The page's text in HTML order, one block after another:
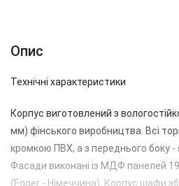
Опис
Технічні характеристики
Корпус виготовлений з
мм) фінського виробництва. Всі
кромкою ПВХ, а з переднього боку -
Фасади виконані із МДФ панелей
(Egger - Німеччина). Корпус шафи